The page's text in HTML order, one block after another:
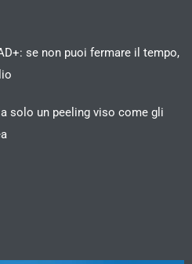
se non puoi fermare il tempo,
solo un peeling viso come gli